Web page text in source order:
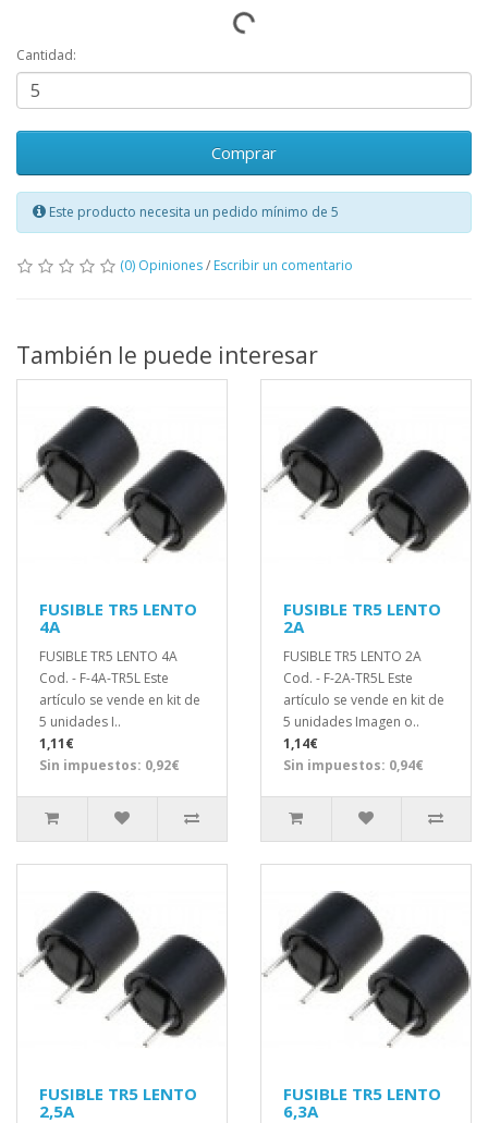
Cantidad:
Comprar
Este producto necesita un pedido mínimo de 5
(0) Opiniones/ Escribir un comentario
También le puede interesar
FUSIBLE TR5 LENTO
4A
FUSIBLE TR5 LENTO 4A
Cod. - F-4A-TR5L Este
artículo se vende en kit de
5 unidades I..
1,11€
Sin impuestos: 0,92€
FUSIBLE TR5 LENTO
2A
FUSIBLE TR5 LENTO 2A
Cod. - F-2A-TR5L Este
artículo se vende en kit de
5 unidades Imagen o..
1,14€
Sin impuestos: 0,94€
FUSIBLE TR5 LENTO
2,5A
FUSIBLE TR5 LENTO
6,3A